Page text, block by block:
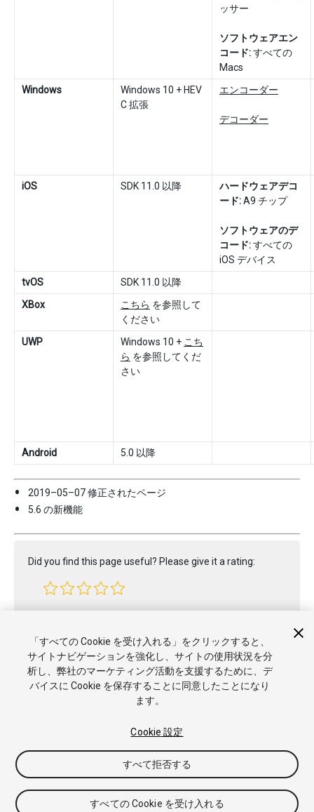
ッサー
ソフトウェアエン
コード:すべての
Macs
Windows
Windows 10 + HEV
C 拡張
エンコーダー
デコーダー
iOS SDK 11.0 以降
ハードウェアデコ
ード:A9 チップ
ソフトウェアのデ
コード:すべての
iOS デバイス
tvOS
SDK 11.0 以降
XBox
こちら を参照して
ください
UWP
Windows 10 + こち
ら を参照してくだ
さい
Android 5.0 以降
2019–05–07 修正されたページ
5.6 の新機能
Did you find this page useful? Please give it a rating:
Copyright © 2020 Unity Technologies. Publication 2019.3
チュートリアル
ナレッジベース
ッキー
私の個人情報を販売または共有しない
「すべての Cookie を受け入れる」をクリックすると、
サイトナビゲーションを強化し、サイトの使用状況を分
析し、弊社のマーケティング活動を支援するために、デ
バイスに Cookie を保存することに同意したことになり
ます。
Cookie 設定
すべて拒否する
すべての Cookie を受け入れる